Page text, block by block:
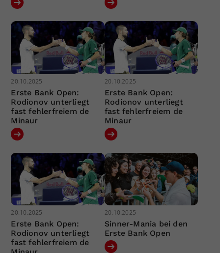
20.10.2025
Erste Bank Open:
Rodionov unterliegt
fast fehlerfreiem de
Minaur
20.10.2025
Erste Bank Open:
Rodionov unterliegt
fast fehlerfreiem de
Minaur
20.10.2025
Erste Bank Open:
Rodionov unterliegt
fast fehlerfreiem de
20.10.2025
Sinner-Mania bei den
Erste Bank Open